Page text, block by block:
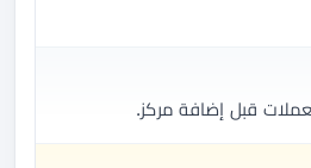
قبل إضافة مركز.